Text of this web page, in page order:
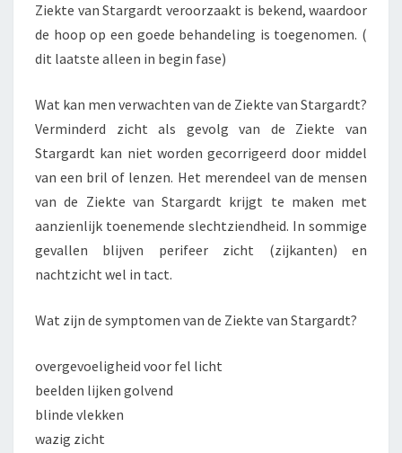
Ziekte van Stargardt veroorzaakt is bekend, waardoor
de hoop op een goede behandeling is toegenomen. (
dit laatste alleen in begin fase)
Wat kan men verwachten van de Ziekte van Stargardt?
Verminderd zicht als gevolg van de Ziekte van
Stargardt kan niet worden gecorrigeerd door middel
van een bril of lenzen. Het merendeel van de mensen
van de Ziekte van Stargardt krijgt te maken met
aanzienlijk toenemende slechtziendheid. In sommige
gevallen blijven perifeer zicht (zijkanten) en
nachtzicht wel in tact.
Wat zijn de symptomen van de Ziekte van Stargardt?
overgevoeligheid voor fel licht
beelden lijken golvend
blinde vlekken
wazig zicht